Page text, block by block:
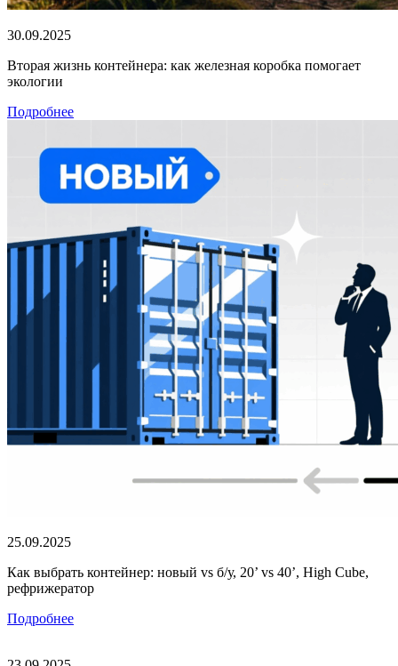
30.09.2025
Вторая жизнь контейнера: как железная коробка помогает
экологии
Подробнее
25.09.2025
Как выбрать контейнер: новый vs б/у, 20’ vs 40’, High Cube,
рефрижератор
Подробнее